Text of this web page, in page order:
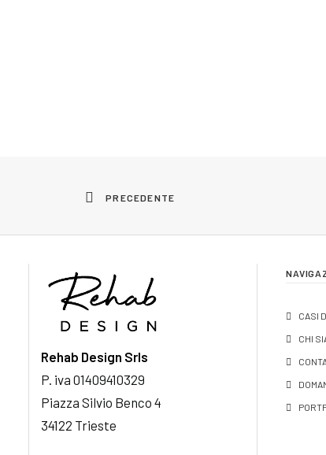
PRECEDENTE
Rehab Design Srls
P. iva 01409410329
Piazza Silvio Benco 4
34122 Trieste
CASI
CHI